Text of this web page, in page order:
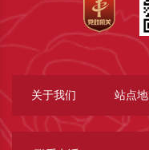
关于我们 站点